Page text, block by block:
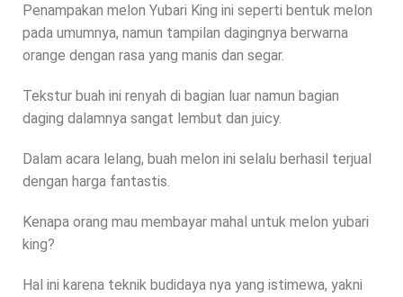
Penampakan melon Yubari King ini seperti bentuk melon
pada umumnya, namun tampilan dagingnya berwarna
orange dengan rasa yang manis dan segar.
Tekstur buah ini renyah di bagian luar namun bagian
daging dalamnya sangat lembut dan juicy.
Dalam acara lelang, buah melon ini selalu berhasil terjual
dengan harga fantastis.
Kenapa orang mau membayar mahal untuk melon yubari
king?
Hal ini karena teknik budidaya nya yang istimewa, yakni